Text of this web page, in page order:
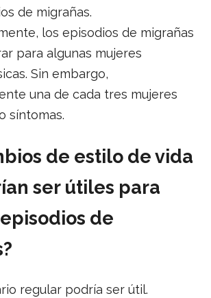
de migrañas.
los episodios de migrañas
para algunas mujeres
Sin embargo,
una de cada tres mujeres
síntomas.
de estilo de vida
ser útiles para
de
regular podría ser útil.